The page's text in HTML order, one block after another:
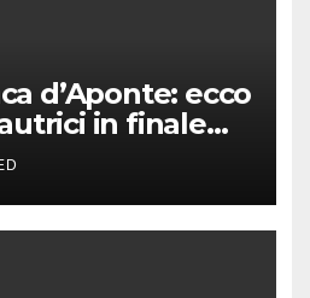
d’Aponte: ecco
in finale